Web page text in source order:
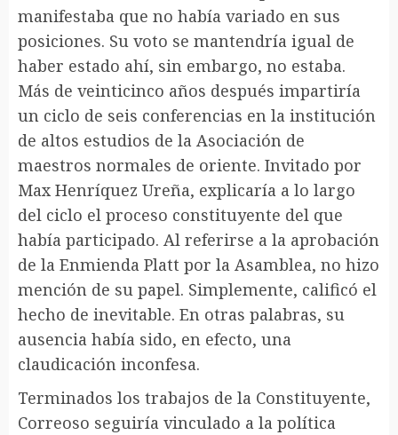
manifestaba que no había variado en sus
posiciones. Su voto se mantendría igual de
haber estado ahí, sin embargo, no estaba.
Más de veinticinco años después impartiría
un ciclo de seis conferencias en la institución
de altos estudios de la Asociación de
maestros normales de oriente. Invitado por
Max Henríquez Ureña, explicaría a lo largo
del ciclo el proceso constituyente del que
había participado. Al referirse a la aprobación
de la Enmienda Platt por la Asamblea, no hizo
mención de su papel. Simplemente, calificó el
hecho de inevitable. En otras palabras, su
ausencia había sido, en efecto, una
claudicación inconfesa.
Terminados los trabajos de la Constituyente,
Correoso seguiría vinculado a la política